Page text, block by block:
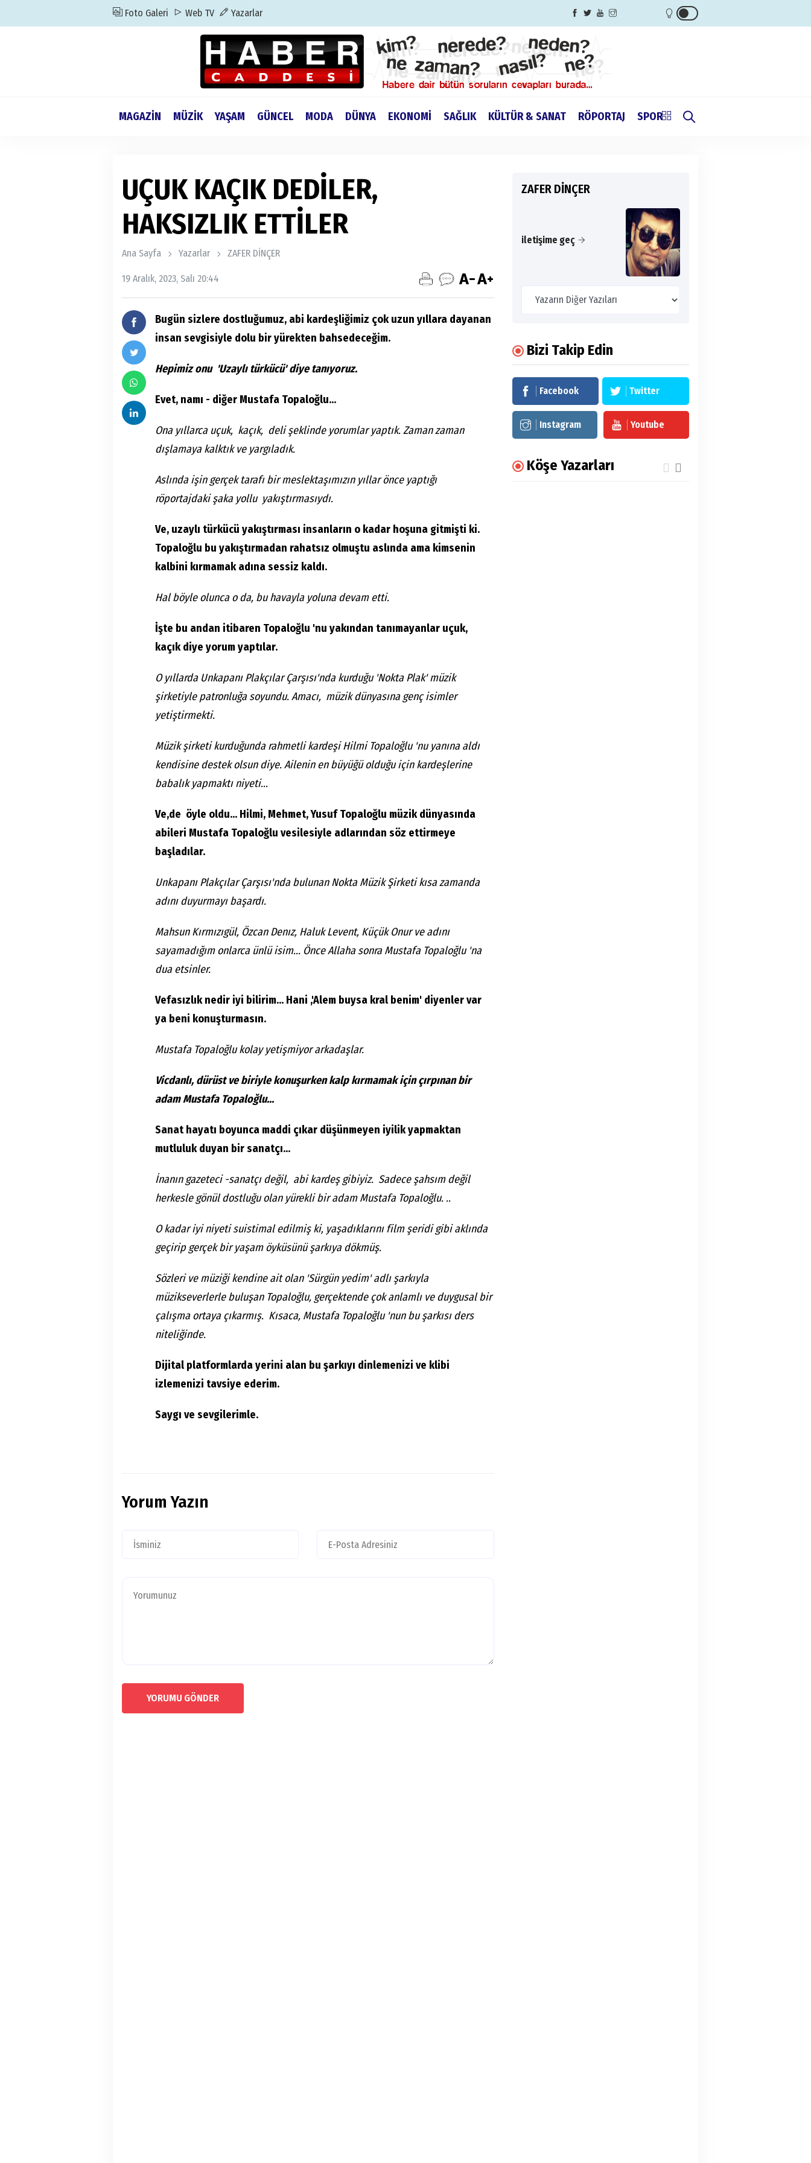
Foto Galeri Web TV Yazarlar
MAGAZİN MÜZİK YAŞAM GÜNCEL MODA DÜNYA EKONOMİ SAĞLIK KÜLTÜR & SANAT RÖPORTAJ SPOR
UÇUK KAÇIK DEDİLER,
HAKSIZLIK ETTİLER
Ana Sayfa Yazarlar ZAFER DİNÇER
19 Aralık, 2023, Salı 20:44
Bugün sizlere dostluğumuz, abi kardeşliğimiz çok uzun yıllara dayanan
insan sevgisiyle dolu bir yürekten bahsedeceğim.
Hepimiz onu 'Uzaylı türkücü' diye tanıyoruz.
Evet, namı - diğer Mustafa Topaloğlu...
Ona yıllarca uçuk, kaçık, deli şeklinde yorumlar yaptık. Zaman zaman
dışlamaya kalktık ve yargıladık.
Aslında işin gerçek tarafı bir meslektaşımızın yıllar önce yaptığı
röportajdaki şaka yollu yakıştırmasıydı.
Ve, uzaylı türkücü yakıştırması insanların o kadar hoşuna gitmişti ki.
Topaloğlu bu yakıştırmadan rahatsız olmuştu aslında ama kimsenin
kalbini kırmamak adına sessiz kaldı.
Hal böyle olunca o da, bu havayla yoluna devam etti.
İşte bu andan itibaren Topaloğlu 'nu yakından tanımayanlar uçuk,
kaçık diye yorum yaptılar.
O yıllarda Unkapanı Plakçılar Çarşısı'nda kurduğu 'Nokta Plak' müzik
şirketiyle patronluğa soyundu. Amacı, müzik dünyasına genç isimler
yetiştirmekti.
Müzik şirketi kurduğunda rahmetli kardeşi Hilmi Topaloğlu 'nu yanına aldı
kendisine destek olsun diye. Ailenin en büyüğü olduğu için kardeşlerine
babalık yapmaktı niyeti...
Ve,de öyle oldu... Hilmi, Mehmet, Yusuf Topaloğlu müzik dünyasında
abileri Mustafa Topaloğlu vesilesiyle adlarından söz ettirmeye
başladılar.
Unkapanı Plakçılar Çarşısı'nda bulunan Nokta Müzik Şirketi kısa zamanda
adını duyurmayı başardı.
Mahsun Kırmızıgül, Özcan Denız, Haluk Levent, Küçük Onur ve adını
sayamadığım onlarca ünlü isim... Önce Allaha sonra Mustafa Topaloğlu 'na
dua etsinler.
Vefasızlık nedir iyi bilirim... Hani ,'Alem buysa kral benim' diyenler var
ya beni konuşturmasın.
Mustafa Topaloğlu kolay yetişmiyor arkadaşlar.
Vicdanlı, dürüst ve biriyle konuşurken kalp kırmamak için çırpınan bir
adam Mustafa Topaloğlu...
Sanat hayatı boyunca maddi çıkar düşünmeyen iyilik yapmaktan
mutluluk duyan bir sanatçı...
İnanın gazeteci -sanatçı değil, abi kardeş gibiyiz. Sadece şahsım değil
herkesle gönül dostluğu olan yürekli bir adam Mustafa Topaloğlu. ..
O kadar iyi niyeti suistimal edilmiş ki, yaşadıklarını film şeridi gibi aklında
geçirip gerçek bir yaşam öyküsünü şarkıya dökmüş.
Sözleri ve müziği kendine ait olan 'Sürgün yedim' adlı şarkıyla
müzikseverlerle buluşan Topaloğlu, gerçektende çok anlamlı ve duygusal bir
çalışma ortaya çıkarmış. Kısaca, Mustafa Topaloğlu 'nun bu şarkısı ders
niteliğinde.
Dijital platformlarda yerini alan bu şarkıyı dinlemenizi ve klibi
izlemenizi tavsiye ederim.
Saygı ve sevgilerimle.
Yorum Yazın
YORUMU GÖNDER
ZAFER DİNÇER
iletişime geç
Bizi Takip Edin
Facebook Twitter
Instagram Youtube
Köşe Yazarları